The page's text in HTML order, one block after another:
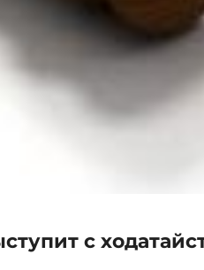
с